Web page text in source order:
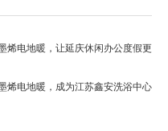
烯电地暖，让延庆休闲办公度假更
烯电地暖，成为江苏鑫安洗浴中心